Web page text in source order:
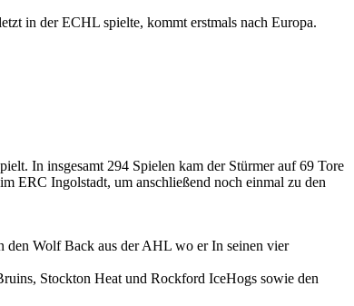
in der ECHL spielte, kommt erstmals nach Europa.
In insgesamt 294 Spielen kam der Stürmer auf 69 Tore
ERC Ingolstadt, um anschließend noch einmal zu den
den Wolf Back aus der AHL wo er In seinen vier
Stockton Heat und Rockford IceHogs sowie den